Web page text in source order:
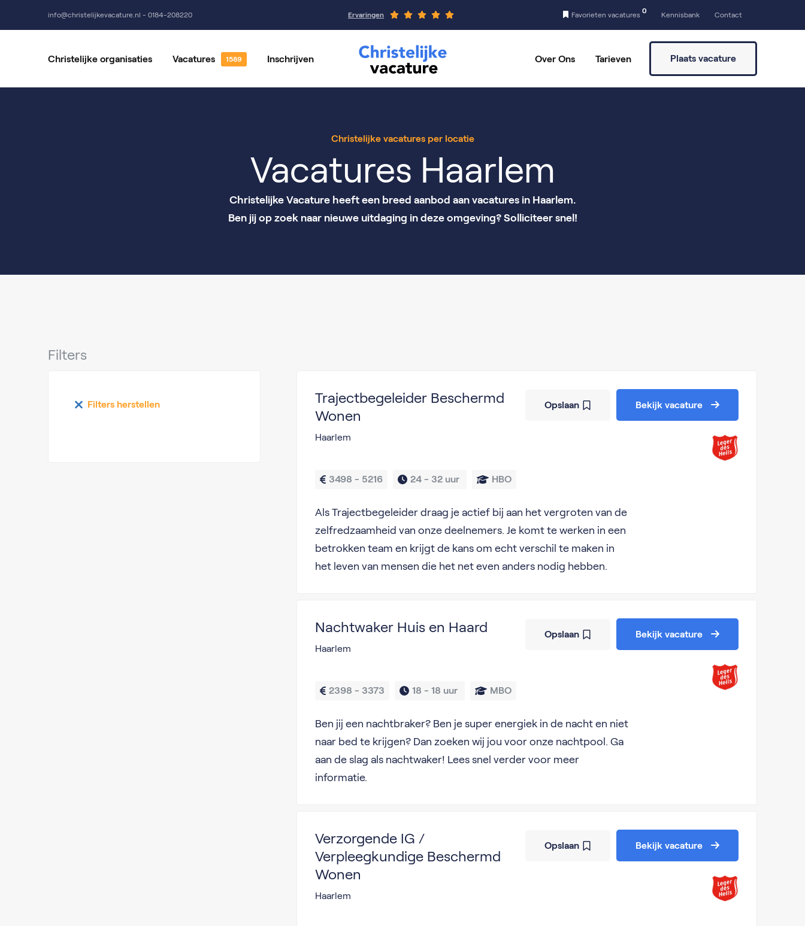
info@christelijkevacature.nl - 0184-208220 Ervaringen Favorieten vacatures
0
Kennisbank Contact
Christelijke organisaties Vacatures Inschrijven Over Ons Tarieven Plaats vacature
Christelijke vacatures per locatie
Vacatures Haarlem
Christelijke Vacature heeft een breed aanbod aan vacatures in Haarlem.
Ben jij op zoek naar nieuwe uitdaging in deze omgeving? Solliciteer snel!
Filters
Filters herstellen
Trajectbegeleider Beschermd
Wonen
Haarlem
3498 - 5216 24 - 32 uur HBO
Als Trajectbegeleider draag je actief bij aan het vergroten van de
zelfredzaamheid van onze deelnemers. Je komt te werken in een
betrokken team en krijgt de kans om echt verschil te maken in
het leven van mensen die het net even anders nodig hebben.
Opslaan Bekijk vacature
Nachtwaker Huis en Haard
Haarlem
2398 - 3373 18 - 18 uur MBO
Ben jij een nachtbraker? Ben je super energiek in de nacht en niet
naar bed te krijgen? Dan zoeken wij jou voor onze nachtpool. Ga
aan de slag als nachtwaker! Lees snel verder voor meer
informatie.
Opslaan Bekijk vacature
Verzorgende IG /
Verpleegkundige Beschermd
Wonen
Haarlem
Opslaan Bekijk vacature